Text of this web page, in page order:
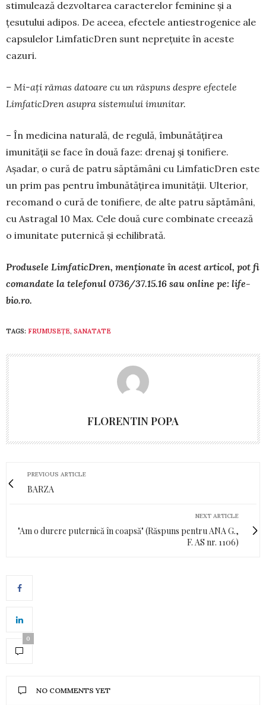
stimulează dezvoltarea ca­racte­relor feminine și a
țesutului adipos. De aceea, efe­ctele antiestrogenice ale
capsulelor Limfa­ticDren sunt neprețuite în aceste
cazuri.
– Mi-ați rămas datoare cu un răspuns despre e­fectele
LimfaticDren asupra sistemului imunitar.
– În medicina naturală, de regulă, îmbunătățirea
imunității se face în două faze: drenaj și tonifiere.
Așadar, o cură de patru săptămâni cu LimfaticDren este
un prim pas pentru îmbunătățirea imunității. Ulterior,
recomand o cură de tonifiere, de alte patru săptămâni,
cu Astragal 10 Max. Cele două cure com­binate creează
o imunitate puternică și echilibrată.
Produsele LimfaticDren, menționate în acest articol, pot fi
comandate la telefonul 0736/37.15.16 sau online pe: life-
bio.ro.
TAGS: FRUMUSEȚE, SANATATE
FLORENTIN POPA
PREVIOUS ARTICLE
BARZA
NEXT ARTICLE
"Am o durere puternică în coapsă" (Răspuns pentru ANA G.,
F. AS nr. 1106)
0
NO COMMENTS YET